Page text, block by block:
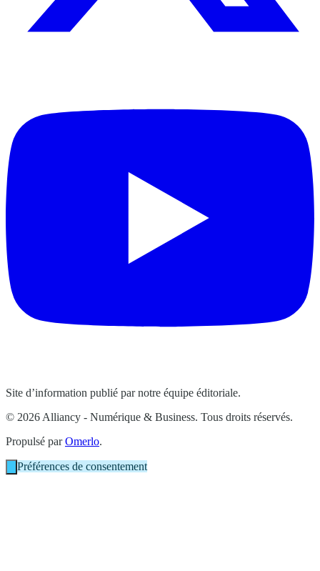
Site d’information publié par notre équipe éditoriale.
© 2026 Alliancy - Numérique & Business. Tous droits réservés.
Propulsé parOmerlo.
Préférences de consentement